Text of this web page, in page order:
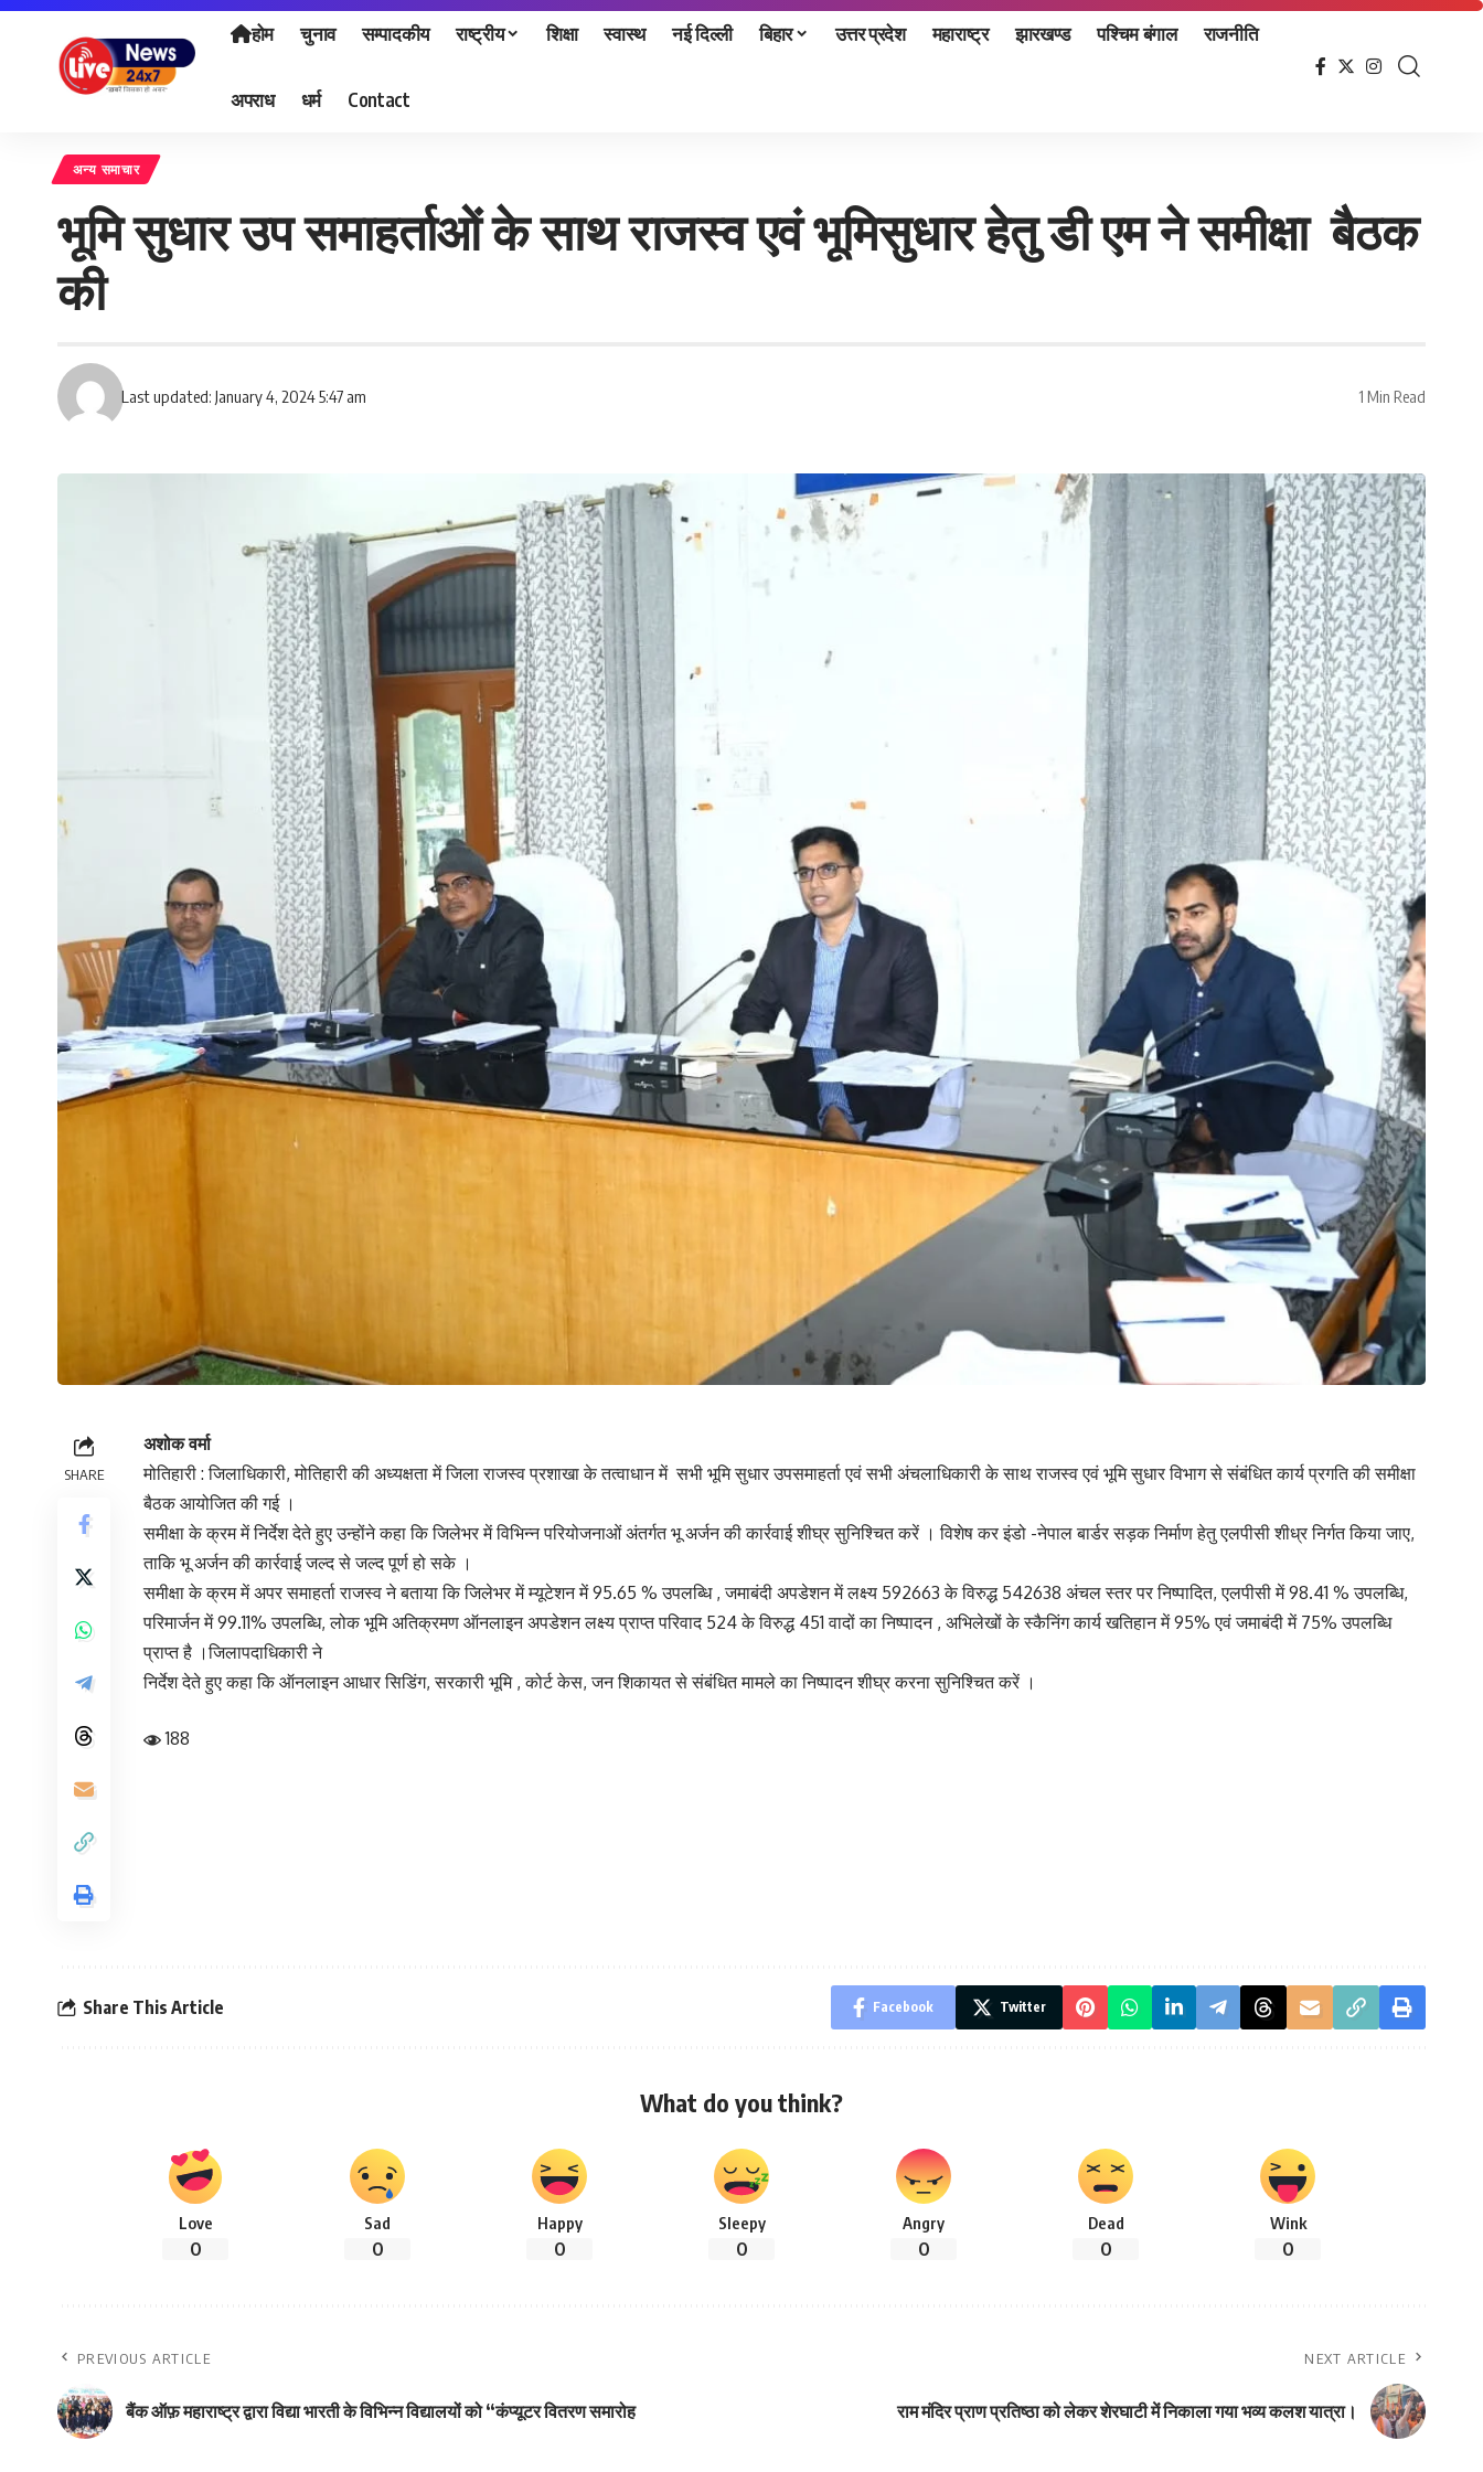
होम चुनाव सम्पादकीय राष्ट्रीय शिक्षा स्वास्थ नई दिल्ली बिहार उत्तर प्रदेश महाराष्ट्र झारखण्ड पश्चिम बंगाल राजनीति
अपराध धर्म Contact
अन्य समाचार
भूमि सुधार उप समाहर्ताओं के साथ राजस्व एवं भूमिसुधार हेतु डी एम ने समीक्षा बैठक
की
Last updated: January 4, 2024 5:47 am 1 Min Read
SHARE
अशोक वर्मा
मोतिहारी : जिलाधिकारी, मोतिहारी की अध्यक्षता में जिला राजस्व प्रशाखा के तत्वाधान में सभी भूमि सुधार उपसमाहर्ता एवं सभी अंचलाधिकारी के साथ राजस्व एवं भूमि सुधार विभाग से संबंधित कार्य प्रगति की समीक्षा
बैठक आयोजित की गई ।
समीक्षा के क्रम में निर्देश देते हुए उन्होंने कहा कि जिलेभर में विभिन्न परियोजनाओं अंतर्गत भू अर्जन की कार्रवाई शीघ्र सुनिश्चित करें । विशेष कर इंडो -नेपाल बार्डर सड़क निर्माण हेतु एलपीसी शीध्र निर्गत किया जाए,
ताकि भू अर्जन की कार्रवाई जल्द से जल्द पूर्ण हो सके ।
समीक्षा के क्रम में अपर समाहर्ता राजस्व ने बताया कि जिलेभर में म्यूटेशन में 95.65 % उपलब्धि , जमाबंदी अपडेशन में लक्ष्य 592663 के विरुद्ध 542638 अंचल स्तर पर निष्पादित, एलपीसी में 98.41 % उपलब्धि,
परिमार्जन में 99.11% उपलब्धि, लोक भूमि अतिक्रमण ऑनलाइन अपडेशन लक्ष्य प्राप्त परिवाद 524 के विरुद्ध 451 वादों का निष्पादन , अभिलेखों के स्कैनिंग कार्य खतिहान में 95% एवं जमाबंदी में 75% उपलब्धि
प्राप्त है ।जिलापदाधिकारी ने
निर्देश देते हुए कहा कि ऑनलाइन आधार सिडिंग, सरकारी भूमि , कोर्ट केस, जन शिकायत से संबंधित मामले का निष्पादन शीघ्र करना सुनिश्चित करें ।
188
Share This Article Facebook Twitter
What do you think?
Love
0
Sad
0
Happy
0
Sleepy
0
Angry
0
Dead
0
Wink
0
PREVIOUS ARTICLE
बैंक ऑफ़ महाराष्ट्र द्वारा विद्या भारती के विभिन्न विद्यालयों को “कंप्यूटर वितरण समारोह
NEXT ARTICLE
राम मंदिर प्राण प्रतिष्ठा को लेकर शेरघाटी में निकाला गया भव्य कलश यात्रा।